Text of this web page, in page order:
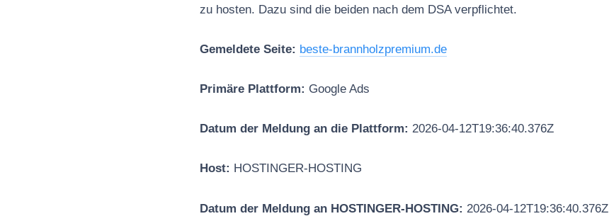
zu hosten. Dazu sind die beiden nach dem DSA verpflichtet.
Gemeldete Seite: beste-brannholzpremium.de
Primäre Plattform: Google Ads
Datum der Meldung an die Plattform: 2026-04-12T19:36:40.376Z
Host: HOSTINGER-HOSTING
Datum der Meldung an HOSTINGER-HOSTING: 2026-04-12T19:36:40.376Z